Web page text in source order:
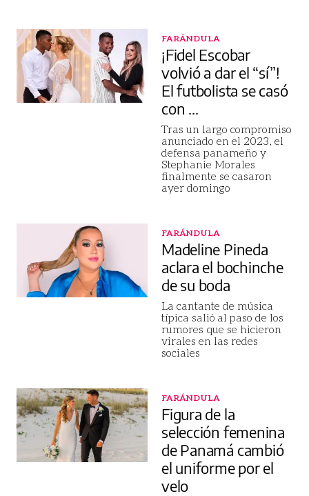
FARÁNDULA
¡Fidel Escobar
volvió a dar el “sí”!
El futbolista se casó
con ...
Tras un largo compromiso
anunciado en el 2023, el
defensa panameño y
Stephanie Morales
finalmente se casaron
ayer domingo
FARÁNDULA
Madeline Pineda
aclara el bochinche
de su boda
La cantante de música
típica salió al paso de los
rumores que se hicieron
virales en las redes
sociales
FARÁNDULA
Figura de la
selección femenina
de Panamá cambió
el uniforme por el
velo